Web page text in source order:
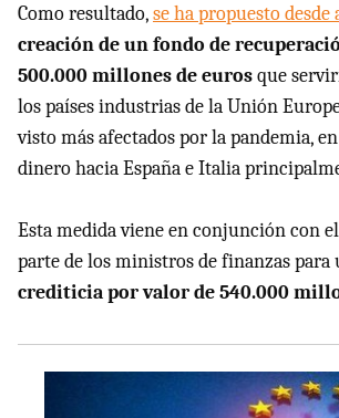
Como resultado,se ha propuesto desde
creación de un fondo de
500.000 millones de eurosque
los países industrias de la Unión
visto más afectados por la pandemia,
dinero hacia España e Italia
Esta medida viene en conjunción con
parte de los ministros de finanzas para
crediticia por valor de 540.000